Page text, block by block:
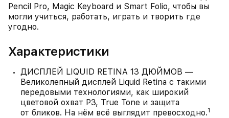
Pencil Pro, Magic Keyboard и Smart Folio, чтобы вы
могли учиться, работать, играть и творить где
угодно.
Характеристики
ДИСПЛЕЙ LIQUID RETINA 13 ДЮЙМОВ —
Великолепный дисплей Liquid Retina с такими
передовыми технологиями, как широкий
цветовой охват P3, True Tone и защита
от бликов. На нём всё выглядит превосходно.1